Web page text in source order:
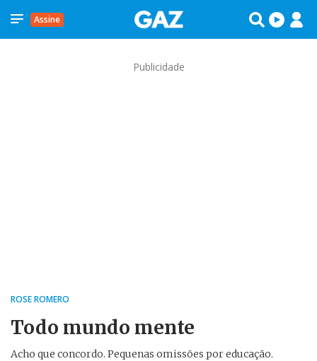
Assine
Publicidade
ROSE ROMERO
Todo mundo mente
Acho que concordo. Pequenas omissões por educação.